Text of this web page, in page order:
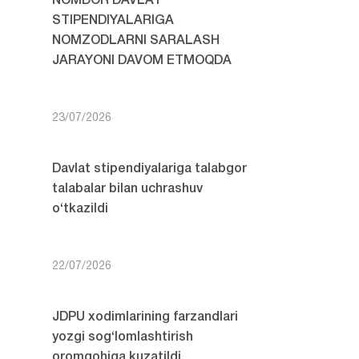
STIPENDIYALARIGA
NOMZODLARNI SARALASH
JARAYONI DAVOM ETMOQDA
23/07/2026
Davlat stipendiyalariga talabgor
talabalar bilan uchrashuv
o‘tkazildi
22/07/2026
JDPU xodimlarining farzandlari
yozgi sog‘lomlashtirish